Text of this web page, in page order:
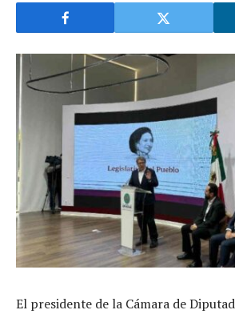
El presidente de la Cámara de